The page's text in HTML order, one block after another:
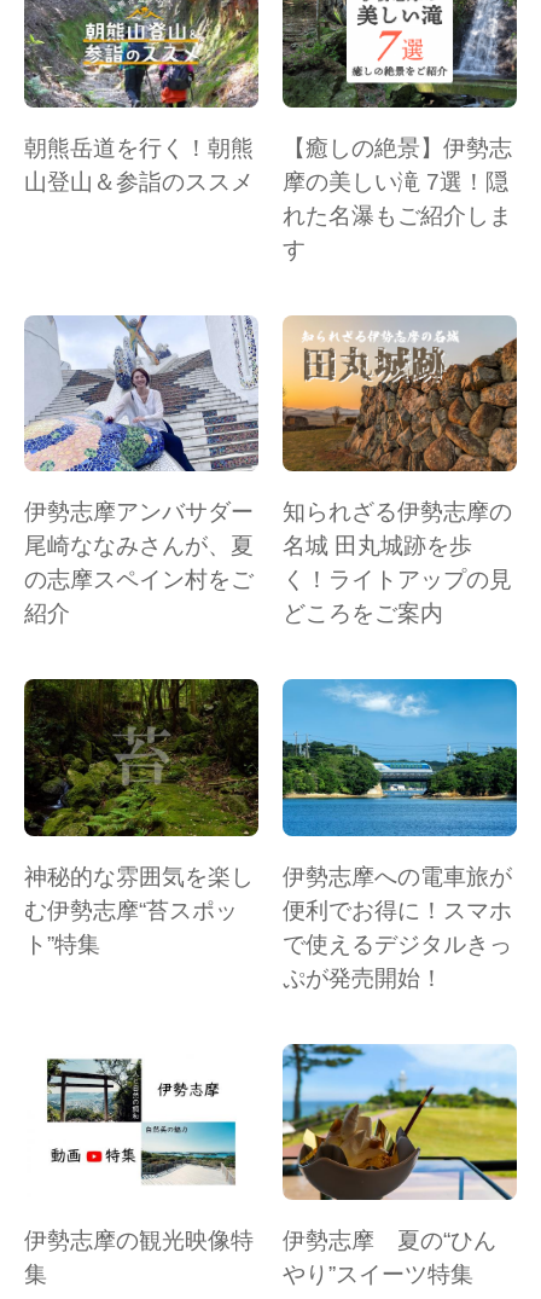
朝熊岳道を行く！朝熊
山登山＆参詣のススメ
【癒しの絶景】伊勢志
摩の美しい滝 7選！隠
れた名瀑もご紹介しま
す
伊勢志摩アンバサダー
尾崎ななみさんが、夏
の志摩スペイン村をご
紹介
知られざる伊勢志摩の
名城 田丸城跡を歩
く！ライトアップの見
どころをご案内
神秘的な雰囲気を楽し
む伊勢志摩“苔スポッ
ト”特集
伊勢志摩への電車旅が
便利でお得に！スマホ
で使えるデジタルきっ
ぷが発売開始！
伊勢志摩の観光映像特
集
伊勢志摩 夏の“ひん
やり”スイーツ特集